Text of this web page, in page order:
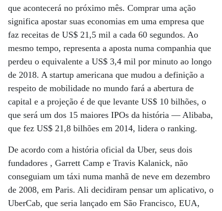
que acontecerá no próximo mês. Comprar uma ação
significa apostar suas economias em uma empresa que
faz receitas de US$ 21,5 mil a cada 60 segundos. Ao
mesmo tempo, representa a aposta numa companhia que
perdeu o equivalente a US$ 3,4 mil por minuto ao longo
de 2018. A startup americana que mudou a definição a
respeito de mobilidade no mundo fará a abertura de
capital e a projeção é de que levante US$ 10 bilhões, o
que será um dos 15 maiores IPOs da história — Alibaba,
que fez US$ 21,8 bilhões em 2014, lidera o ranking.
De acordo com a história oficial da Uber, seus dois
fundadores , Garrett Camp e Travis Kalanick, não
conseguiam um táxi numa manhã de neve em dezembro
de 2008, em Paris. Ali decidiram pensar um aplicativo, o
UberCab, que seria lançado em São Francisco, EUA,